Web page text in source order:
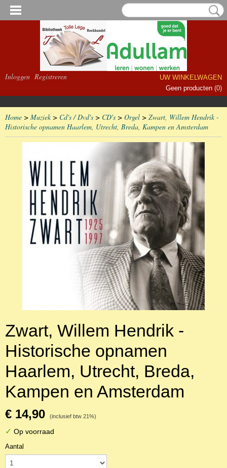
Inloggen Registreren
UW WINKELWAGEN
Geen producten (0)
Home > Muziek> Cd's / Dvd's > CD's > Orgel > Zwart, Willem Hendrik -
Historische opnamen Haarlem, Utrecht, Breda, Kampen en Amsterdam
Zwart, Willem Hendrik -
Historische opnamen
Haarlem, Utrecht, Breda,
Kampen en Amsterdam
€ 14,90 (inclusief btw 21%)
✓ Op voorraad
Aantal